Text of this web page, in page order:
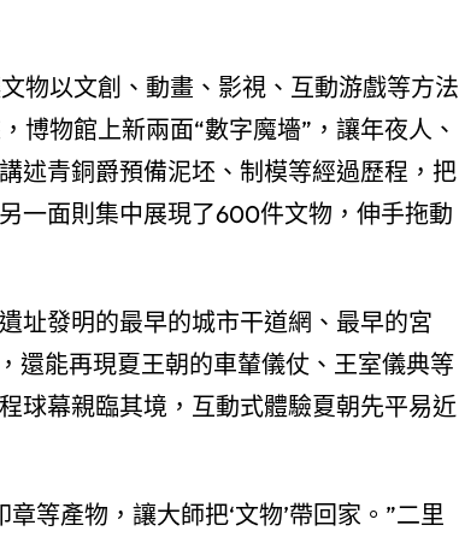
物以文創、動畫、影視、互動游戲等方法
博物館上新兩面“數字魔墻”，讓年夜人、
述青銅爵預備泥坯、制模等經過歷程，把
一面則集中展現了600件文物，伸手拖動
址發明的最早的城市干道網、最早的宮
還能再現夏王朝的車輦儀仗、王室儀典等
球幕親臨其境，互動式體驗夏朝先平易近
等產物，讓大師把‘文物’帶回家。”二里